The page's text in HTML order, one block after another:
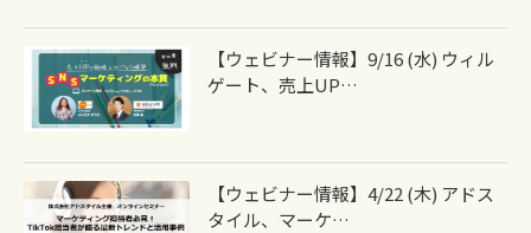
【ウェビナー情報】9/16 (水) ウィル
ゲート、売上UP…
【ウェビナー情報】4/22 (木) アドス
タイル、マーケ…